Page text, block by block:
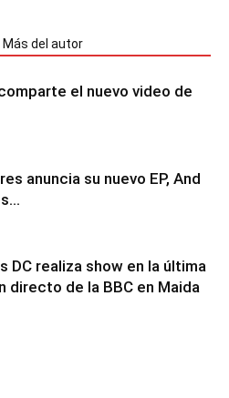
Más del autor
el nuevo video de
anuncia su nuevo EP, And
DC realiza show en la última
directo de la BBC en Maida